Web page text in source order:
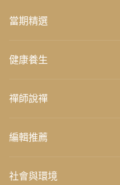
當期精選
健康養生
禪師說禪
編輯推薦
社會與環境